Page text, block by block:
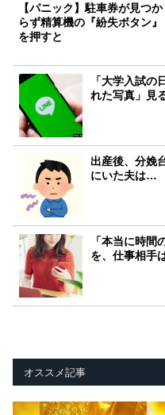
【パニック】駐車券が見つか
らず精算機の『紛失ボタン』
を押すと
「大学入試の
れた写真」見
出産後、分娩
にいた夫は…
「本当に時間
を、仕事相手
オススメ記事